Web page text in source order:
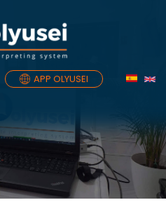
APP OLYUSEI